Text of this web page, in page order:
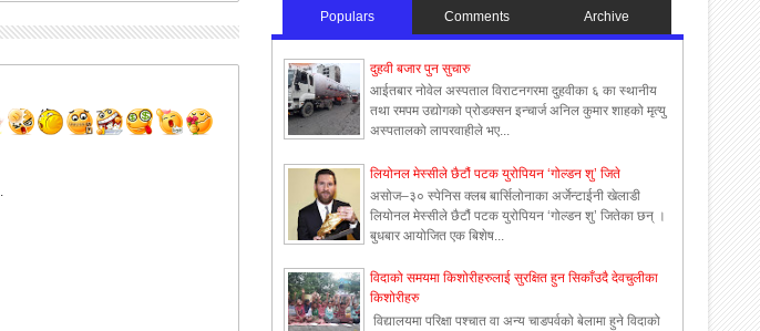
Populars Comments Archive
दुहवी बजार पुन सुचारु
आईतबार नोवेल अस्पताल विराटनगरमा दुहवीका ६ का स्थानीय
तथा रमपम उद्योगको प्रोडक्सन इन्चार्ज अनिल कुमार शाहको मृत्यु
अस्पतालको लापरवाहीले भए...
लियोनल मेस्सीले छैटौं पटक युरोपियन ‘गोल्डन शु’ जिते
असोज–३० स्पेनिस क्लब बार्सिलोनाका अर्जेन्टाईनी खेलाडी
लियोनल मेस्सीले छैटौं पटक युरोपियन ‘गोल्डन शु’ जितेका छन् ।
बुधबार आयोजित एक बिशेष...
विदाको समयमा किशोरीहरुलाई सुरक्षित हुन सिकाँउदै देवचुलीका
किशोरीहरु
विद्यालयमा परिक्षा पश्चात वा अन्य चाडपर्वको बेलामा हुने विदाको